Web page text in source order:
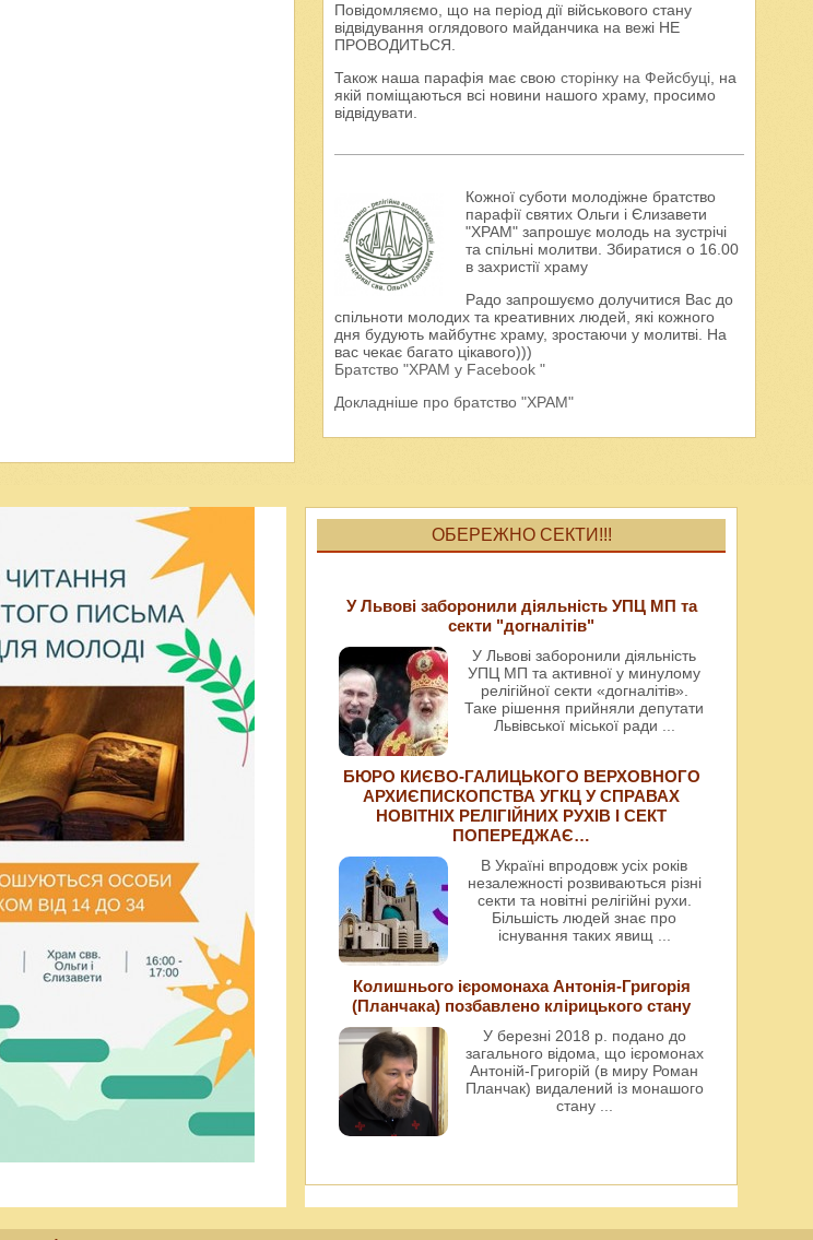
Повідомляємо, що на період дії військового стану
відвідування оглядового майданчика на вежі НЕ
ПРОВОДИТЬСЯ.
Також наша парафія має своюсторінку на Фейсбуці, на
якій поміщаються всі новини нашого храму, просимо
відвідувати.
Кожної суботи молодіжне братство
парафії святих Ольги і Єлизавети
"ХРАМ" запрошує молодь на зустрічі
та спільні молитви. Збиратися о 16.00
в захристії храму
Радо запрошуємо долучитися Вас до
спільноти молодих та креативних людей, які кожного
дня будують майбутнє храму, зростаючи у молитві. На
вас чекає багато цікавого)))
Братство "ХРАМ у Facebook "
Докладніше про братство "ХРАМ"
ОБЕРЕЖНО СЕКТИ!!!
У Львові заборонили діяльність УПЦ МП та
секти "догналітів"
У Львові заборонили діяльність
УПЦ МП та активної у минулому
релігійної секти «догналітів».
Таке рішення прийняли депутати
Львівської міської ради ...
БЮРО КИЄВО-ГАЛИЦЬКОГО ВЕРХОВНОГО
АРХИЄПИСКОПСТВА УГКЦ У СПРАВАХ
НОВІТНІХ РЕЛІГІЙНИХ РУХІВ І СЕКТ
ПОПЕРЕДЖАЄ…
В Україні впродовж усіх років
незалежності розвиваються різні
секти та новітні релігійні рухи.
Більшість людей знає про
існування таких явищ ...
Колишнього ієромонаха Антонія-Григорія
(Планчака) позбавлено клірицького стану
У березні 2018 р. подано до
загального відома, що ієромонах
Антоній-Григорій (в миру Роман
Планчак) видалений із монашого
стану ...